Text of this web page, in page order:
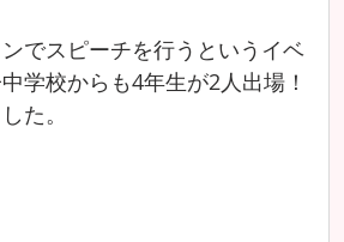
でスピーチを行うというイベ
学校からも4年生が2人出場！
た。